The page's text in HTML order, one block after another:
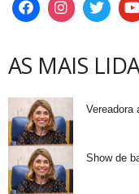
AS MAIS
Vereadora
Show de